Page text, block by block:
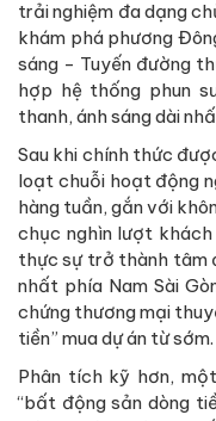
trải nghiệm đa dạng
khám phá phương
sáng - Tuyến đường
hợp hệ thống phun
thanh, ánh sáng dài
Sau khi chính thức
loạt chuỗi hoạt động
hàng tuần, gắn với
chục nghìn lượt khách
thực sự trở thành tâm
nhất phía Nam Sài
chứng thương mại
tiền” mua dự án từ sớm.
Phân tích kỹ hơn,
“bất động sản dòng